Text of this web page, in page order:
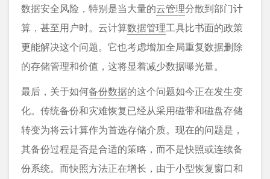
数据安全风险，特别是当大量的云管理分散到部门计
算，甚至用户时。云计算数据管理工具比书面的政策
更能解决这个问题。它也考虑增加全局重复数据删除
的存储管理和价值，这将显着减少数据曝光量。
最后，关于如何备份数据的这个问题如今正在发生变
化。传统备份和灾难恢复已经从采用磁带和磁盘存储
转变为将云计算作为首选存储介质。现在的问题是，
其备份过程是否是合适的策略，而不是快照或连续备
份系统。而快照方法正在增长，由于小型恢复窗口和